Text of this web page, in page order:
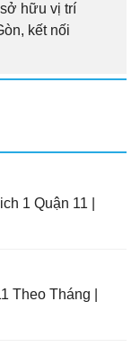
hữu vị trí
kết nối
1 Quận 11 |
Theo Tháng |